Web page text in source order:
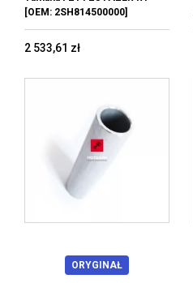
[OEM: 2SH814500000]
2 533,61 zł
ORYGINAŁ